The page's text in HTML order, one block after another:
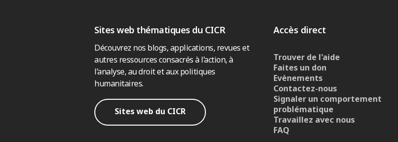
Sites web thématiques du CICR
Découvrez nos blogs, applications, revues et
autres ressources consacrés à l’action, à
l’analyse, au droit et aux politiques
humanitaires.
Sites web du CICR
Accès direct
Trouver de l'aide
Faites un don
Evènements
Contactez-nous
Signaler un comportement
problématique
Travaillez avec nous
FAQ